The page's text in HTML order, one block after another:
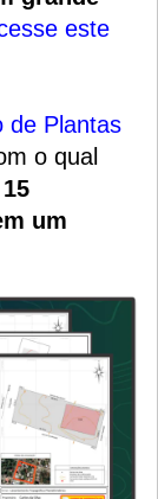
este
de Plantas
o qual
um